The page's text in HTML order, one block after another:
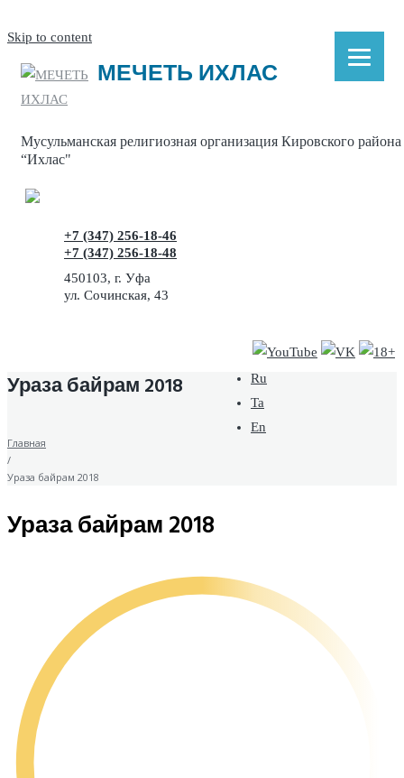
Skip to content
МЕЧЕТЬ ИХЛАС
Мусульманская религиозная организация Кировского
“Ихлас"
+7 (347) 256-18-46
+7 (347) 256-18-48
450103, г. Уфа
ул. Сочинская, 43
Ru
Ta
En
Ураза байрам 2018
Главная
/
Ураза байрам 2018
Ураза байрам 2018